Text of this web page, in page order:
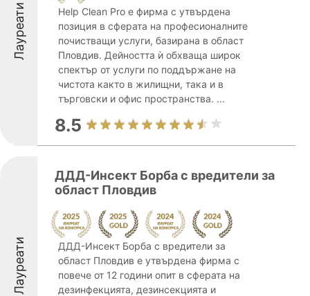
Лауреати
Help Clean Pro е фирма с утвърдена
позиция в сферата на професионалните
почистващи услуги, базирана в област
Пловдив. Дейността ѝ обхваща широк
спектър от услуги по поддържане на
чистота както в жилищни, така и в
търговски и офис пространства. ...
8.5
Лауреати
ДДД-Инсект Борба с вредители за
област Пловдив
ДДД-Инсект Борба с вредители за
област Пловдив е утвърдена фирма с
повече от 12 години опит в сферата на
дезинфекцията, дезинсекцията и